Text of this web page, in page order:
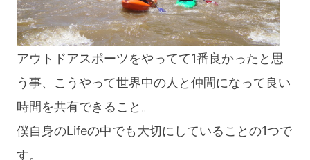
アウトドアスポーツをやってて1番良かったと思
う事、こうやって世界中の人と仲間になって良い
時間を共有できること。
僕自身のLifeの中でも大切にしていることの1つで
す。